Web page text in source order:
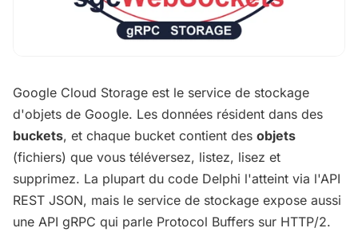
Google Cloud Storage est le service de stockage
d'objets de Google. Les données résident dans des
buckets, et chaque bucket contient des objets
(fichiers) que vous téléversez, listez, lisez et
supprimez. La plupart du code Delphi l'atteint via l'API
REST JSON, mais le service de stockage expose aussi
une API gRPC qui parle Protocol Buffers sur HTTP/2.